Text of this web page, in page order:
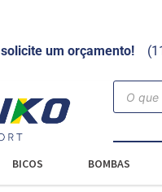
solicite um orçamento!
BICOS BOMBAS